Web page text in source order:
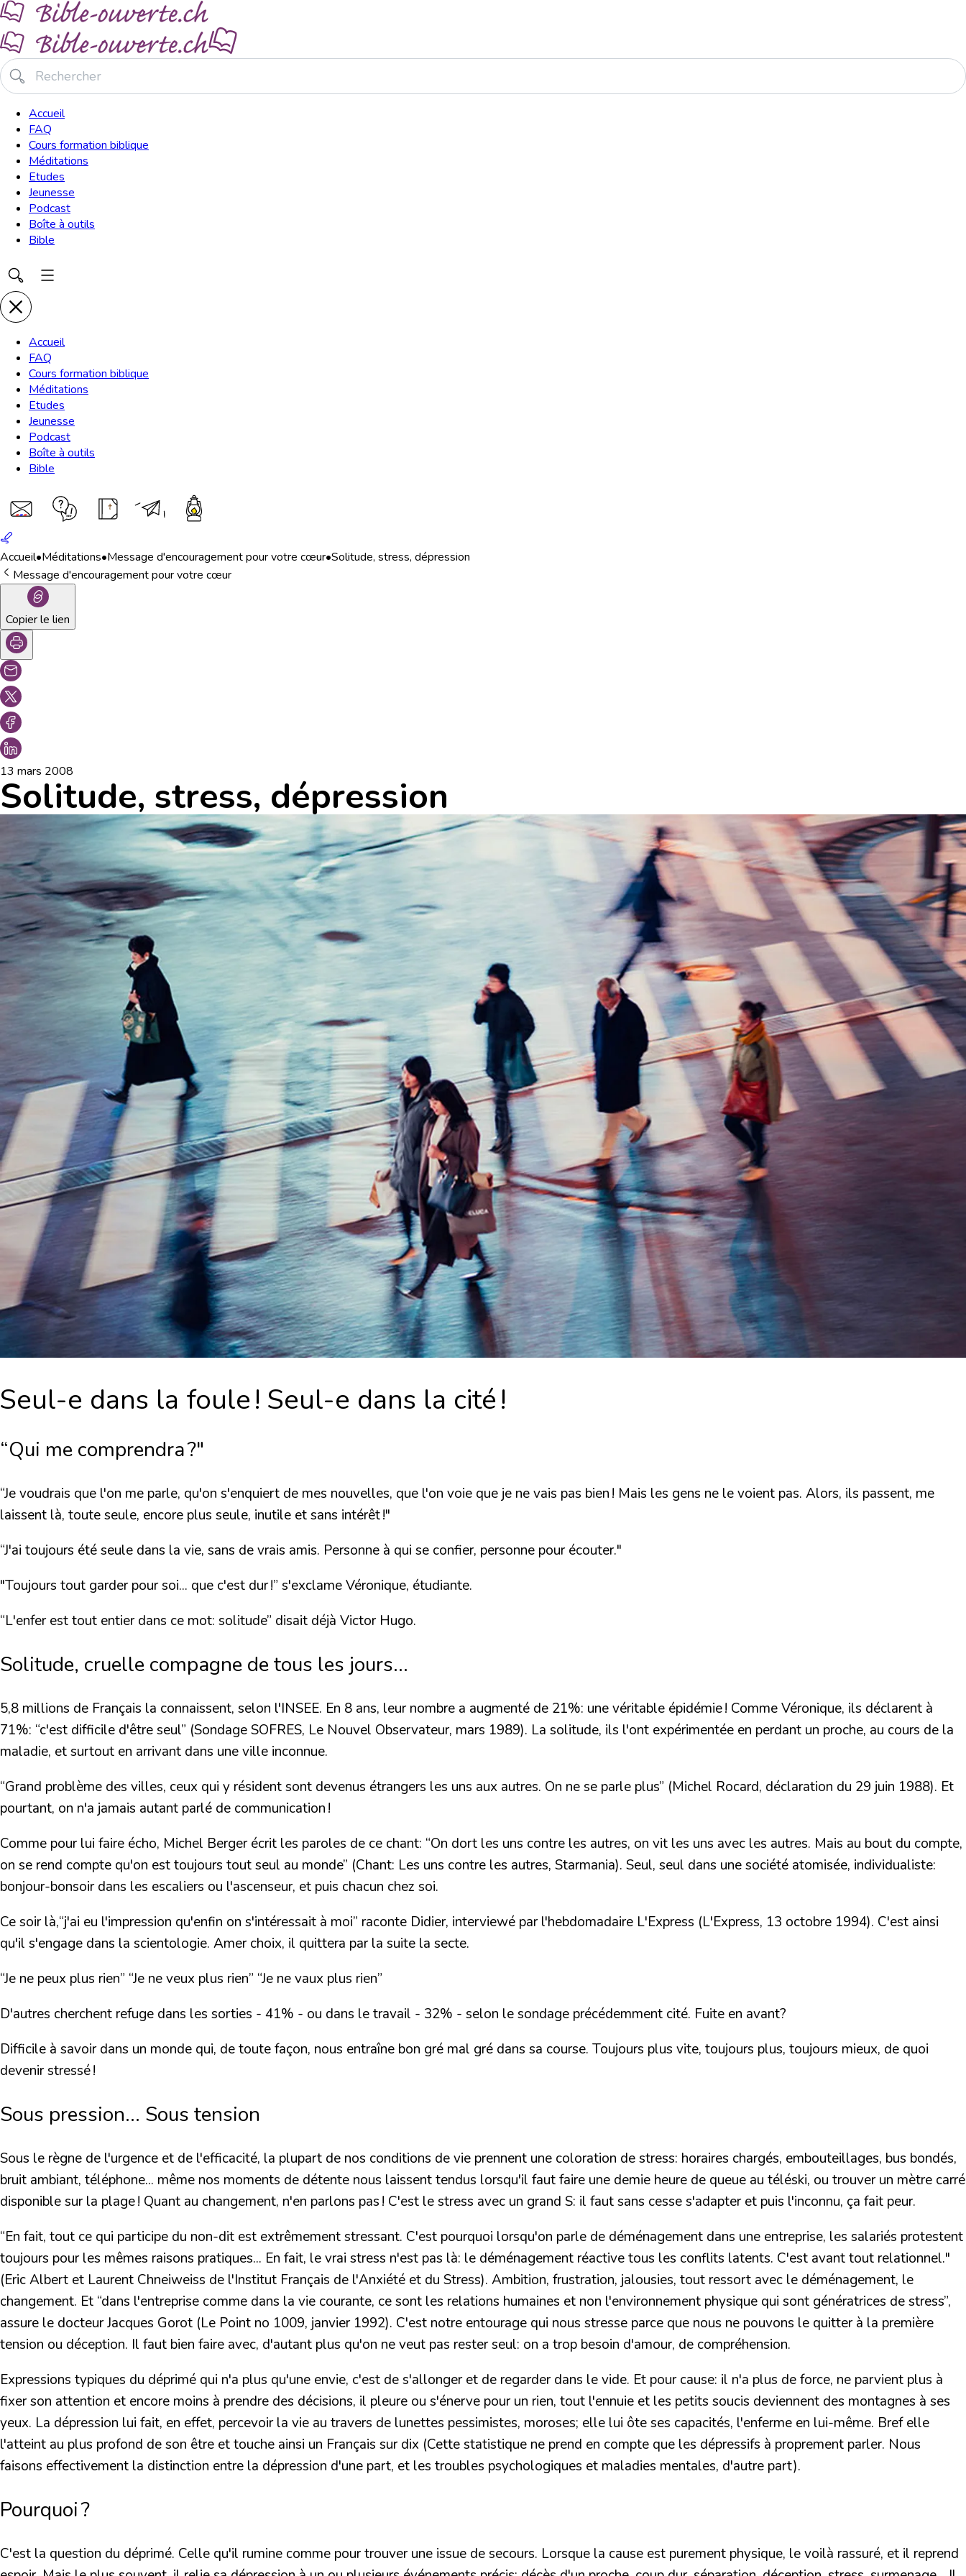
Accueil
FAQ
Cours formation biblique
Méditations
Etudes
Jeunesse
Podcast
Boîte à outils
Bible
Accueil
FAQ
Cours formation biblique
Méditations
Etudes
Jeunesse
Podcast
Boîte à outils
Bible
Accueil•Méditations•Message d'encouragement pour votre cœur•Solitude, stress, dépression
Message d'encouragement pour votre cœur
Copier le lien
13 mars 2008
Solitude, stress, dépression
Seul-e dans la foule ! Seul-e dans la cité !
“Qui me comprendra ?"
“Je voudrais que l'on me parle, qu'on s'enquiert de mes nouvelles, que l'on voie que je ne vais pas bien ! Mais les gens ne le voient pas. Alors, ils passent, me
laissent là, toute seule, encore plus seule, inutile et sans intérêt !"
“J'ai toujours été seule dans la vie, sans de vrais amis. Personne à qui se confier, personne pour écouter."
"Toujours tout garder pour soi... que c'est dur !” s'exclame Véronique, étudiante.
“L'enfer est tout entier dans ce mot: solitude” disait déjà Victor Hugo.
Solitude, cruelle compagne de tous les jours...
5,8 millions de Français la connaissent, selon l'INSEE. En 8 ans, leur nombre a augmenté de 21%: une véritable épidémie ! Comme Véronique, ils déclarent à
71%: “c'est difficile d'être seul” (Sondage SOFRES, Le Nouvel Observateur, mars 1989). La solitude, ils l'ont expérimentée en perdant un proche, au cours de la
maladie, et surtout en arrivant dans une ville inconnue.
“Grand problème des villes, ceux qui y résident sont devenus étrangers les uns aux autres. On ne se parle plus” (Michel Rocard, déclaration du 29 juin 1988). Et
pourtant, on n'a jamais autant parlé de communication !
Comme pour lui faire écho, Michel Berger écrit les paroles de ce chant: “On dort les uns contre les autres, on vit les uns avec les autres. Mais au bout du compte,
on se rend compte qu'on est toujours tout seul au monde” (Chant: Les uns contre les autres, Starmania). Seul, seul dans une société atomisée, individualiste:
bonjour-bonsoir dans les escaliers ou l'ascenseur, et puis chacun chez soi.
Ce soir là,“j'ai eu l'impression qu'enfin on s'intéressait à moi” raconte Didier, interviewé par l'hebdomadaire L'Express (L'Express, 13 octobre 1994). C'est ainsi
qu'il s'engage dans la scientologie. Amer choix, il quittera par la suite la secte.
“Je ne peux plus rien” “Je ne veux plus rien” “Je ne vaux plus rien”
D'autres cherchent refuge dans les sorties - 41% - ou dans le travail - 32% - selon le sondage précédemment cité. Fuite en avant?
Difficile à savoir dans un monde qui, de toute façon, nous entraîne bon gré mal gré dans sa course. Toujours plus vite, toujours plus, toujours mieux, de quoi
devenir stressé !
Sous pression... Sous tension
Sous le règne de l'urgence et de l'efficacité, la plupart de nos conditions de vie prennent une coloration de stress: horaires chargés, embouteillages, bus bondés,
bruit ambiant, téléphone... même nos moments de détente nous laissent tendus lorsqu'il faut faire une demie heure de queue au téléski, ou trouver un mètre carré
disponible sur la plage ! Quant au changement, n'en parlons pas ! C'est le stress avec un grand S: il faut sans cesse s'adapter et puis l'inconnu, ça fait peur.
“En fait, tout ce qui participe du non-dit est extrêmement stressant. C'est pourquoi lorsqu'on parle de déménagement dans une entreprise, les salariés protestent
toujours pour les mêmes raisons pratiques... En fait, le vrai stress n'est pas là: le déménagement réactive tous les conflits latents. C'est avant tout relationnel."
(Eric Albert et Laurent Chneiweiss de l'Institut Français de l'Anxiété et du Stress). Ambition, frustration, jalousies, tout ressort avec le déménagement, le
changement. Et “dans l'entreprise comme dans la vie courante, ce sont les relations humaines et non l'environnement physique qui sont génératrices de stress”,
assure le docteur Jacques Gorot (Le Point no 1009, janvier 1992). C'est notre entourage qui nous stresse parce que nous ne pouvons le quitter à la première
tension ou déception. Il faut bien faire avec, d'autant plus qu'on ne veut pas rester seul: on a trop besoin d'amour, de compréhension.
Expressions typiques du déprimé qui n'a plus qu'une envie, c'est de s'allonger et de regarder dans le vide. Et pour cause: il n'a plus de force, ne parvient plus à
fixer son attention et encore moins à prendre des décisions, il pleure ou s'énerve pour un rien, tout l'ennuie et les petits soucis deviennent des montagnes à ses
yeux. La dépression lui fait, en effet, percevoir la vie au travers de lunettes pessimistes, moroses; elle lui ôte ses capacités, l'enferme en lui-même. Bref elle
l'atteint au plus profond de son être et touche ainsi un Français sur dix (Cette statistique ne prend en compte que les dépressifs à proprement parler. Nous
faisons effectivement la distinction entre la dépression d'une part, et les troubles psychologiques et maladies mentales, d'autre part).
Pourquoi ?
C'est la question du déprimé. Celle qu'il rumine comme pour trouver une issue de secours. Lorsque la cause est purement physique, le voilà rassuré, et il reprend